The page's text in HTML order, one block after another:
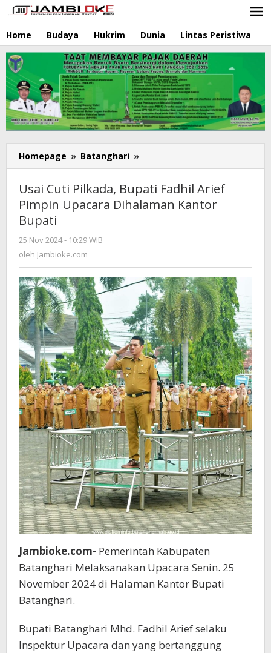
Lewati
ke
konten
Home Budaya Hukrim Dunia Lintas Peristiwa
Homepage » Batanghari »
Cuti
Bupati
Fadhil
Kantor
Bupati
Usai Cuti Pilkada, Bupati Fadhil Arief
Pimpin Upacara Dihalaman Kantor
Bupati
25 Nov 2024 - 10:29 WIB
oleh Jambioke.com
Jambioke.com- Pemerintah Kabupaten
Batanghari Melaksanakan Upacara Senin. 25
November 2024 di Halaman Kantor Bupati
Batanghari.
Bupati Batanghari Mhd. Fadhil Arief selaku
Inspektur Upacara dan yang bertanggung